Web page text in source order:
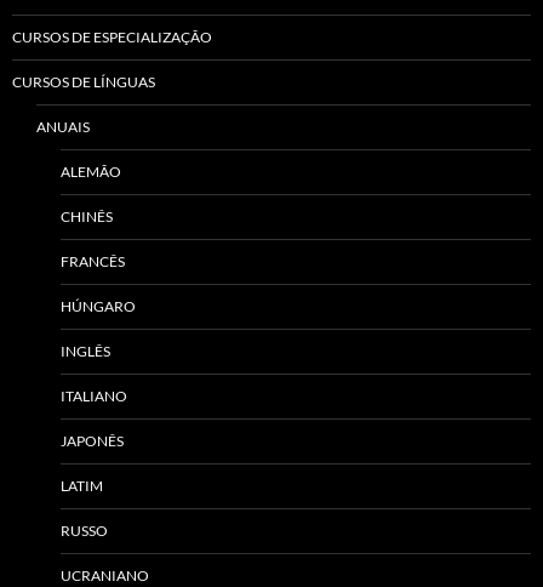
CURSOS DE ESPECIALIZAÇÃO
CURSOS DE LÍNGUAS
ANUAIS
ALEMÃO
CHINÊS
FRANCÊS
HÚNGARO
INGLÊS
ITALIANO
JAPONÊS
LATIM
RUSSO
UCRANIANO